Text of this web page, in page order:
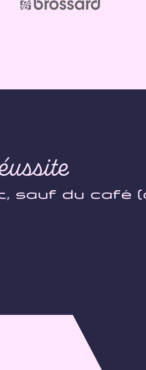
sauf du café